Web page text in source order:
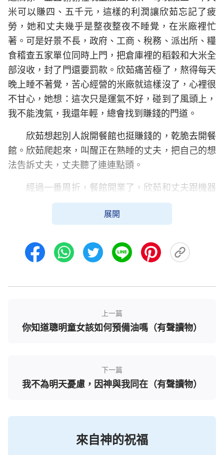
米可以賺四、五千元，這樣的利潤讓欣茹忘記了疲
勞，她和丈夫幾乎是整夜整夜不睡覺，在米廠裡忙
著。可是好景不長，政府、工商、稅務、派出所、糧
食稽查五家單位同時上門，把倉庫裡的稻穀和大米全
部沒收，封了門還要罰款。欣茹痛苦極了，熬得每天
晚上睡不著覺，苦心經營的米廠就這樣沒了，心裡很
不甘心，她想：這次只是運氣不好，碰到了風頭上，
我不能洩氣，我還年輕，總會找到賺錢的門道。
欣茹想起別人說開餐館也挺賺錢的，乾脆去開餐
館。欣茹爬起來，叫醒正在熟睡的丈夫，把自己的想
法告訴丈夫，丈夫聽了連連點頭。
經過一番周折，餐館開業了，欣茹和丈夫跟機器
人一樣，每天起早貪黑地忙著，連飯都沒時間吃，儘
管累得人仰馬翻，還是沒賺多少錢。欣茹心情壞透
欣茹脾氣越來越暴躁，經常為一點小事就發火和丈夫
吵。痛苦中欣茹在心裡一遍遍地喊著：我的命怎麼這
人能掙到錢，我掙錢卻這麼難，為什麼總不能如我的
茹帶來了沉重的打擊，她整天悶在家裡不想見任何
人。
晚上大姐來到家裡，看到欣茹面色憔悴很心疼，
一個人能逃脫上天的擺佈與安排，沒有一個人能掌控
展開
上一篇
你知道聰明童女該如何預備油嗎（有聲讀物）
下一篇
我不為明天憂慮，因神與我同在（有聲讀物）
來自神的祝福